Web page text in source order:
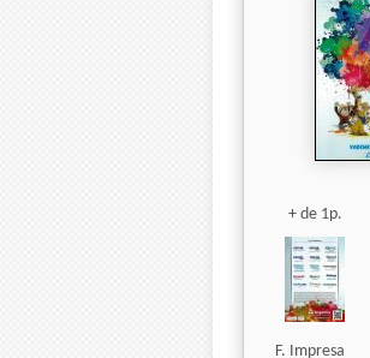
+ de 1p.
F. Impresa